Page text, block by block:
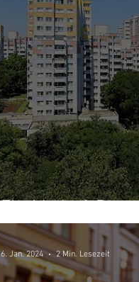
Floridsdorf:
6. Jan. 2024 2 Min. Lesezeit